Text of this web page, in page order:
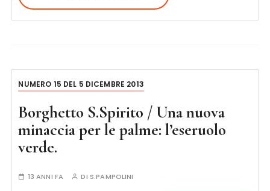
NUMERO 15 DEL 5 DICEMBRE 2013
Borghetto S.Spirito / Una nuova
minaccia per le palme: l’eseruolo
verde.
13 ANNI FA DI S.PAMPOLINI